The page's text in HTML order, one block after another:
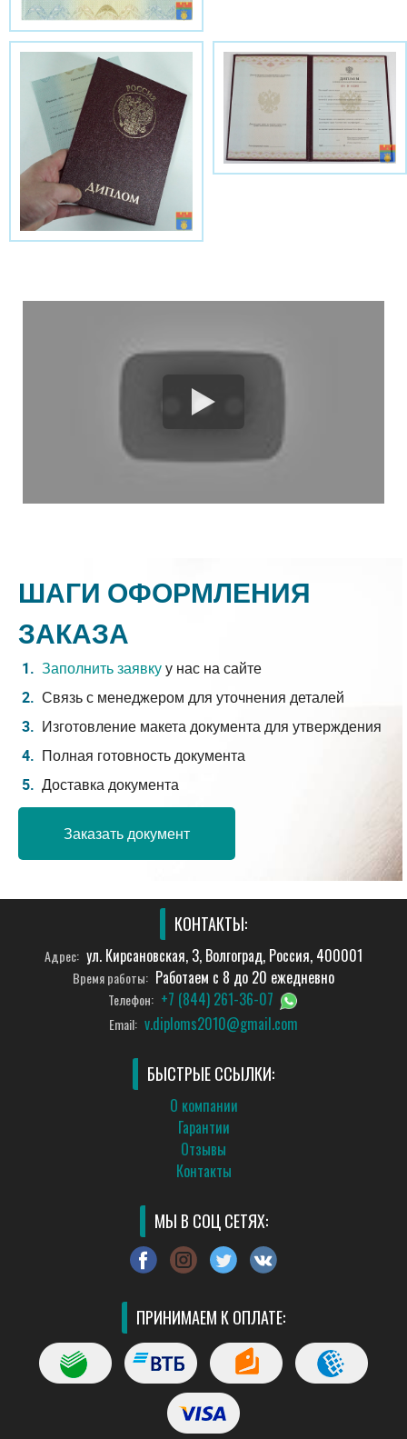
ШАГИ ОФОРМЛЕНИЯ
ЗАКАЗА
Заполнить заявкуу нас на сайте
Связь с менеджером для уточнения деталей
Изготовление макета документа для утверждения
Полная готовность документа
Доставка документа
Заказать документ
КОНТАКТЫ:
Адрес: ул. Кирсановская, 3, Волгоград, Россия, 400001
Время работы: Работаем с 8 до 20 ежедневно
Телефон: +7 (844) 261-36-07
Email: v.diploms2010@gmail.com
БЫСТРЫЕ ССЫЛКИ:
О компании
Гарантии
Отзывы
Контакты
МЫ В СОЦ СЕТЯХ:
ПРИНИМАЕМ К ОПЛАТЕ: